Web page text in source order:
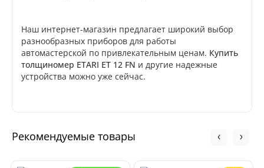
Наш интернет-магазин предлагает широкий выбор
разнообразных приборов для работы
автомастерской по привлекательным ценам. Купить
толщиномер ETARI ET 12 FN и другие надежные
устройства можно уже сейчас.
Рекомендуемые товары